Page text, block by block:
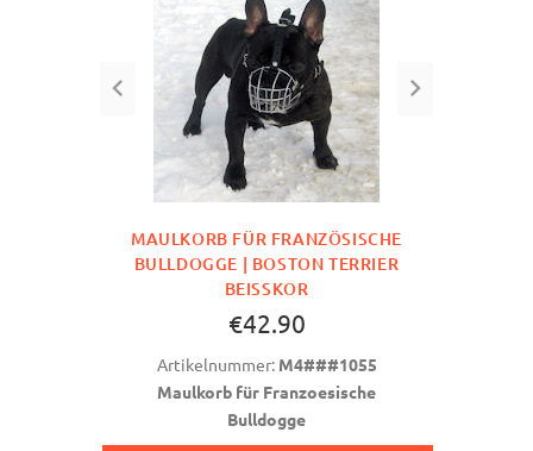
MAULKORB FÜR FRANZÖSISCHE
BULLDOGGE | BOSTON TERRIER
BEISSKOR
€42.90
Artikelnummer: M4###1055
Maulkorb für Franzoesische
Bulldogge